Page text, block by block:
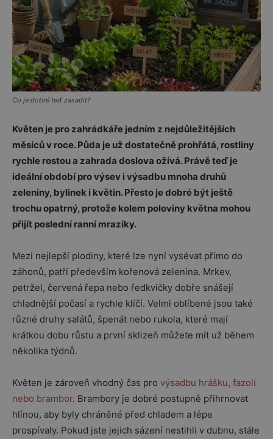
Co je dobré teď zasadit?
Květen je pro zahrádkáře jedním z nejdůležitějších
měsíců v roce. Půda je už dostatečně prohřátá, rostliny
rychle rostou a zahrada doslova ožívá. Právě teď je
ideální období pro výsev i výsadbu mnoha druhů
zeleniny, bylinek i květin. Přesto je dobré být ještě
trochu opatrný, protože kolem poloviny května mohou
přijít poslední ranní mrazíky.
Mezi nejlepší plodiny, které lze nyní vysévat přímo do
záhonů, patří především kořenová zelenina. Mrkev,
petržel, červená řepa nebo ředkvičky dobře snášejí
chladnější počasí a rychle klíčí. Velmi oblíbené jsou také
různé druhy salátů, špenát nebo rukola, které mají
krátkou dobu růstu a první sklizeň můžete mít už během
několika týdnů.
Květen je zároveň vhodný čas pro výsadbu hrášku, fazolí
nebo brambor. Brambory je dobré postupně přihrnovat
hlínou, aby byly chráněné před chladem a lépe
prospívaly. Pokud jste jejich sázení nestihli v dubnu, stále